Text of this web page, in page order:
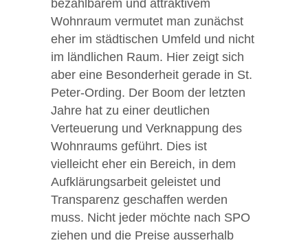
bezahlbarem und attraktivem
Wohnraum vermutet man zunächst
eher im städtischen Umfeld und nicht
im ländlichen Raum. Hier zeigt sich
aber eine Besonderheit gerade in St.
Peter-Ording. Der Boom der letzten
Jahre hat zu einer deutlichen
Verteuerung und Verknappung des
Wohnraums geführt. Dies ist
vielleicht eher ein Bereich, in dem
Aufklärungsarbeit geleistet und
Transparenz geschaffen werden
muss. Nicht jeder möchte nach SPO
ziehen und die Preise ausserhalb